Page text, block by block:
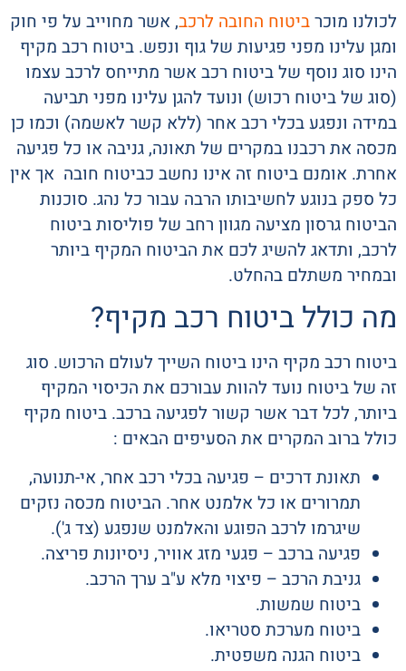
לכולנו מוכרביטוח החובה לרכב, אשר מחוייב על פי חוק
ומגן עלינו מפני פגיעות של גוף ונפש. ביטוח רכב מקיף
הינו סוג נוסף של ביטוח רכב אשר מתייחס לרכב עצמו
(סוג של ביטוח רכוש) ונועד להגן עלינו מפני תביעה
במידה ונפגע בכלי רכב אחר (ללא קשר לאשמה) וכמו כן
מכסה את רכבנו במקרים של תאונה, גניבה או כל פגיעה
אחרת. אומנם ביטוח זה אינו נחשב כביטוח חובה אך אין
כל ספק בנוגע לחשיבותו הרבה עבור כל נהג. סוכנות
הביטוח גרסון מציעה מגוון רחב של פוליסות ביטוח
לרכב, ותדאג להשיג לכם את הביטוח המקיף ביותר
ובמחיר משתלם בהחלט.
מה כולל ביטוח רכב מקיף?
ביטוח רכב מקיף הינו ביטוח השייך לעולם הרכוש. סוג
זה של ביטוח נועד להוות עבורכם את הכיסוי המקיף
ביותר, לכל דבר אשר קשור לפגיעה ברכב. ביטוח מקיף
כולל ברוב המקרים את הסעיפים הבאים :
תאונת דרכים – פגיעה בכלי רכב אחר, אי-תנועה,
תמרורים או כל אלמנט אחר. הביטוח מכסה נזקים
שיגרמו לרכב הפוגע והאלמנט שנפגע (צד ג').
פגיעה ברכב – פגעי מזג אוויר, ניסיונות פריצה.
גניבת הרכב – פיצוי מלא ע"ב ערך הרכב.
ביטוח שמשות.
ביטוח מערכת סטריאו.
ביטוח הגנה משפטית.